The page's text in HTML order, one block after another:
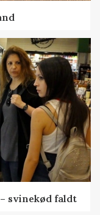
svinekød faldt